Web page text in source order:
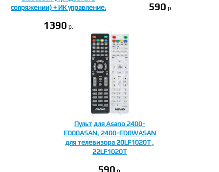
сопряжении) + ИК управление.
1390 p.
590 p.
Пульт для Asano 2400-
ED00ASAN, 2400-ED0WASAN
для телевизора 20LF1020T ,
22LF1020T
590